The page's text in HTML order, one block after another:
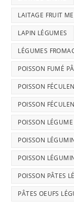
LAITAGE FRUIT
LAPIN LÉGUMES
LÉGUMES
POISSON FUMÉ
POISSON
POISSON
POISSON
POISSON
POISSON
POISSON PÂTES
PÂTES OEUFS